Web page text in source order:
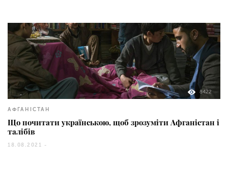
8422
АФГАНІСТАН
Що почитати українською, щоб зрозуміти Афганістан і
талібів
18.08.2021 -